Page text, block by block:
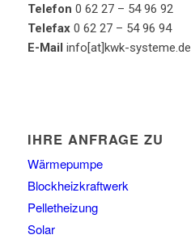
Telefon 0 62 27 – 54 96 92
Telefax0 62 27 – 54 96 94
E-Mail info[at]kwk-systeme.de
IHRE ANFRAGE ZU
Wärmepumpe
Blockheizkraftwerk
Pelletheizung
Solar